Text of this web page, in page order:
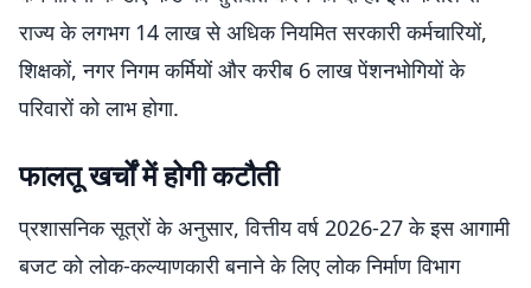
राज्य के लगभग 14 लाख से अधिक नियमित सरकारी कर्मचारियों,
शिक्षकों, नगर निगम कर्मियों और करीब 6 लाख पेंशनभोगियों के
परिवारों को लाभ होगा.
फालतू खर्चों में होगी कटौती
प्रशासनिक सूत्रों के अनुसार, वित्तीय वर्ष 2026-27 के इस आगामी
बजट को लोक-कल्याणकारी बनाने के लिए लोक निर्माण विभाग